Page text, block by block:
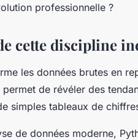
professionnelle ?
cette discipline
les données brutes en
de révéler des
simples tableaux de
de données moderne,